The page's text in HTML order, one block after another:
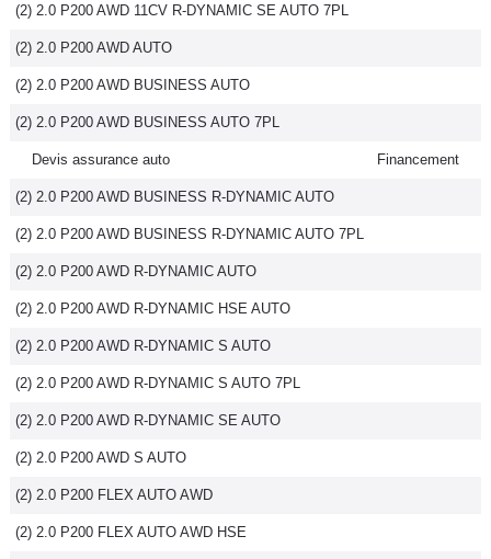
(2) 2.0 P200 AWD 11CV R-DYNAMIC SE AUTO 7PL
(2) 2.0 P200 AWD AUTO
(2) 2.0 P200 AWD BUSINESS AUTO
(2) 2.0 P200 AWD BUSINESS AUTO 7PL
Devis assurance auto Financement
(2) 2.0 P200 AWD BUSINESS R-DYNAMIC AUTO
(2) 2.0 P200 AWD BUSINESS R-DYNAMIC AUTO 7PL
(2) 2.0 P200 AWD R-DYNAMIC AUTO
(2) 2.0 P200 AWD R-DYNAMIC HSE AUTO
(2) 2.0 P200 AWD R-DYNAMIC S AUTO
(2) 2.0 P200 AWD R-DYNAMIC S AUTO 7PL
(2) 2.0 P200 AWD R-DYNAMIC SE AUTO
(2) 2.0 P200 AWD S AUTO
(2) 2.0 P200 FLEX AUTO AWD
(2) 2.0 P200 FLEX AUTO AWD HSE